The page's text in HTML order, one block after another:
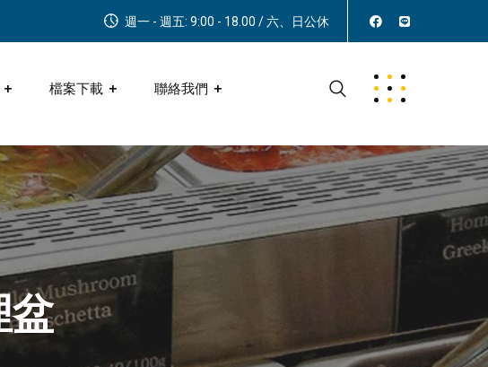
週一 - 週五: 9:00 - 18.00 / 六、日公休
檔案下載 聯絡我們